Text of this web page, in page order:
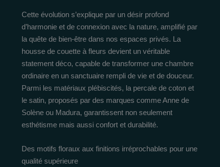
Cette évolution s’explique par un désir profond
d’harmonie et de connexion avec la nature, amplifié par
la quête de bien-être dans nos espaces privés. La
housse de couette à fleurs devient un véritable
statement déco, capable de transformer une chambre
ordinaire en un sanctuaire rempli de vie et de douceur.
Parmi les matériaux plébiscités, la percale de coton et
le satin, proposés par des marques comme Anne de
Solène ou Madura, garantissent non seulement
esthétisme mais aussi confort et durabilité.
Des motifs floraux aux finitions irréprochables pour une
qualité supérieure